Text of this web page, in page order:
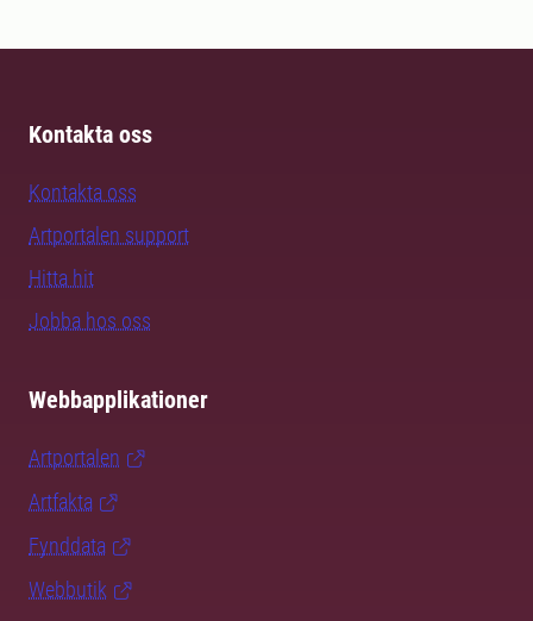
Kontakta oss
Kontakta oss
Artportalen support
Hitta hit
Jobba hos oss
Webbapplikationer
Artportalen
Artfakta
Fynddata
Webbutik